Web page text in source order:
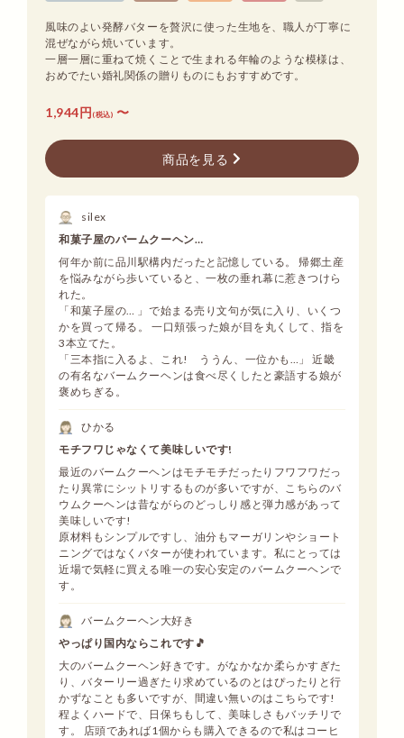
風味のよい発酵バターを贅沢に使った生地を、職人が丁寧に
混ぜながら焼いています。
一層一層に重ねて焼くことで生まれる年輪のような模様は、
おめでたい婚礼関係の贈りものにもおすすめです。
1,944円 (税込) 〜
商品を見る
silex
和菓子屋のバームクーヘン…
何年か前に品川駅構内だったと記憶している。 帰郷土産
を悩みながら歩いていると、一枚の垂れ幕に惹きつけら
れた。
「和菓子屋の… 」で始まる売り文句が気に入り、いくつ
かを買って帰る。 一口頬張った娘が目を丸くして、指を
3本立てた。
「三本指に入るよ、これ! ううん、一位かも…」 近畿
の有名なバームクーヘンは食べ尽くしたと豪語する娘が
褒めちぎる。
ひかる
モチフワじゃなくて美味しいです!
最近のバームクーヘンはモチモチだったりフワフワだっ
たり異常にシットリするものが多いですが、こちらのバ
ウムクーヘンは昔ながらのどっしり感と弾力感があって
美味しいです!
原材料もシンプルですし、油分もマーガリンやショート
ニングではなくバターが使われています。私にとっては
近場で気軽に買える唯一の安心安定のバームクーヘンで
す。
バームクーヘン大好き
やっぱり国内ならこれです🎵
大のバームクーヘン好きです。がなかなか柔らかすぎた
り、バターリー過ぎたり求めているのとはぴったりと行
かずなことも多いですが、間違い無いのはこちらです!
程よくハードで、日保ちもして、美味しさもバッチリで
す。 店頭であれば1個からも購入できるので私はコーヒ